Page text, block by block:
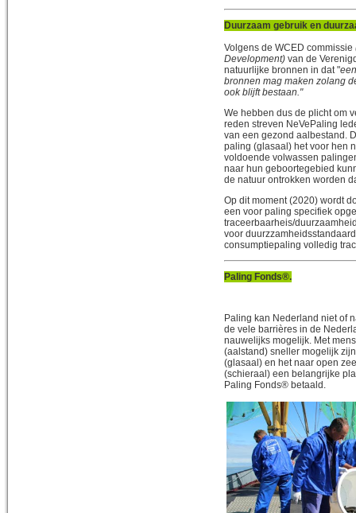
Duurzaam gebruik en
Volgens de WCED commissie
Development) van de
natuurlijke bronnen in dat "
bronnen mag maken zolang
ook blijft bestaan."
We hebben dus de plicht om
reden streven NeVePaling
van een gezond aalbestand.
paling (glasaal) het voor hen
voldoende volwassen
naar hun geboortegebied
de natuur ontrokken worden
Op dit moment (2020) wordt
een voor paling specifiek
traceerbaarheis/
voor
consumptiepaling volledig
Paling Fonds®.
Paling kan Nederland niet of
de vele barrières in de
nauwelijks mogelijk. Met
(aalstand) sneller mogelijk
(glasaal) en het naar open
(schieraal) een belangrijke
Paling Fonds® betaald.